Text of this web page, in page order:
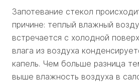
Запотевание стекол
причине: теплый влажный
встречается с холодной
влага из воздуха
капель. Чем больше разница
выше влажность воздуха в